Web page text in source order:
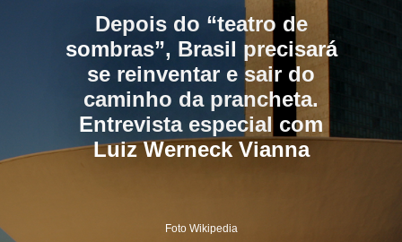
Depois do “teatro de
sombras”, Brasil precisará
se reinventar e sair do
caminho da prancheta.
Entrevista especial com
Luiz Werneck Vianna
Foto Wikipedia